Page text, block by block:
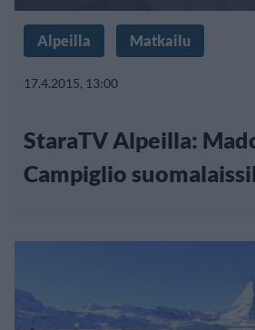
Alpeilla Matkailu
17.4.2015, 13:00
StaraTV Alpeilla:
Campiglio